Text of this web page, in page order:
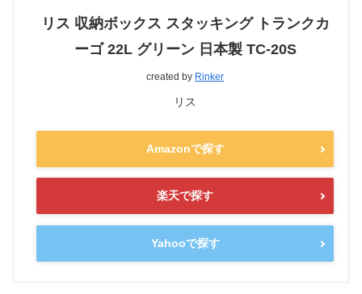
リス 収納ボックス スタッキング トランクカ
ーゴ 22L グリーン 日本製 TC-20S
created by Rinker
リス
Amazonで探す
楽天で探す
Yahooで探す